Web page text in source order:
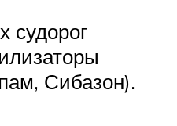
судорог
Сибазон).